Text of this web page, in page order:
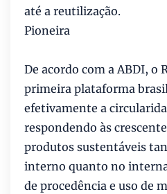
até a reutilização.
Pioneira
De acordo com a ABDI, o
primeira plataforma
efetivamente a
respondendo às
produtos sustentáveis
interno quanto no
de procedência e uso de